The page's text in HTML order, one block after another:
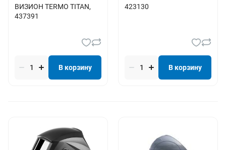
ВИЗИОН TERMO TITAN,
437391
В корзину
423130
В корзину